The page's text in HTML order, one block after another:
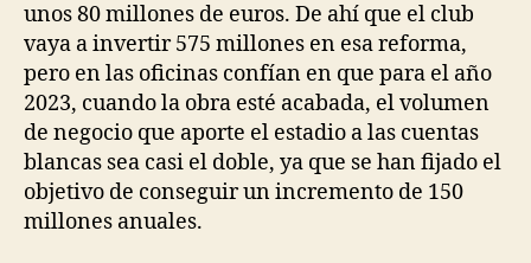
unos 80 millones de euros. De ahí que el club
vaya a invertir 575 millones en esa reforma,
pero en las oficinas confían en que para el año
2023, cuando la obra esté acabada, el volumen
de negocio que aporte el estadio a las cuentas
blancas sea casi el doble, ya que se han fijado el
objetivo de conseguir un incremento de 150
millones anuales.